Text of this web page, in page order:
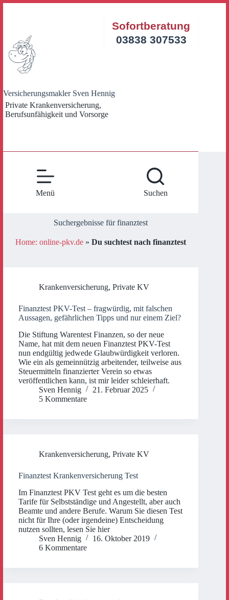
Versicherungsmakler Sven Hennig
Private Krankenversicherung,
Berufsunfähigkeit und Vorsorge
Sofortberatung
03838 307533
Menü Suchen
Suchergebnisse für finanztest
Home: online-pkv.de »Du suchtest nach finanztest
Krankenversicherung, Private KV
Finanztest PKV-Test – fragwürdig, mit falschen
Aussagen, gefährlichen Tipps und nur einem Ziel?
Die Stiftung Warentest Finanzen, so der neue
Name, hat mit dem neuen Finanztest PKV-Test
nun endgültig jedwede Glaubwürdigkeit verloren.
Wie ein als gemeinnützig arbeitender, teilweise aus
Steuermitteln finanzierter Verein so etwas
veröffentlichen kann, ist mir leider schleierhaft.
Sven Hennig
21. Februar 2025
5 Kommentare
Krankenversicherung, Private KV
Finanztest Krankenversicherung Test
Im Finanztest PKV Test geht es um die besten
Tarife für Selbstständige und Angestellt, aber auch
Beamte und andere Berufe. Warum Sie diesen Test
nicht für Ihre (oder irgendeine) Entscheidung
nutzen sollten, lesen Sie hier
Sven Hennig
16. Oktober 2019
6 Kommentare